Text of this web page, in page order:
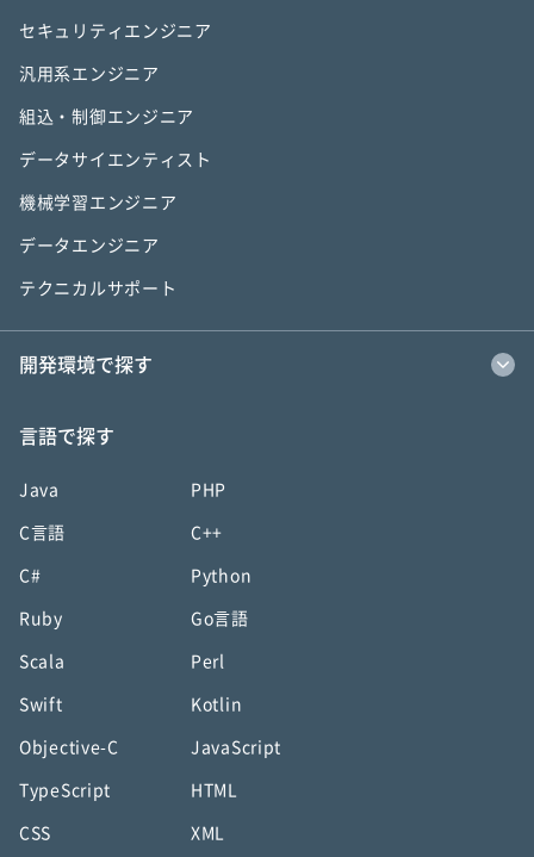
セキュリティエンジニア
汎用系エンジニア
組込・制御エンジニア
データサイエンティスト
機械学習エンジニア
データエンジニア
テクニカルサポート
開発環境で探す
言語で探す
Java PHP
C言語 C++
C# Python
Ruby Go言語
Scala Perl
Swift Kotlin
Objective-C JavaScript
TypeScript HTML
CSS XML